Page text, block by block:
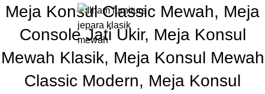
Meja Konsul Classic Mewah, Meja
Console Jati Ukir, Meja Konsul
Mewah Klasik, Meja Konsul Mewah
Classic Modern, Meja Konsul